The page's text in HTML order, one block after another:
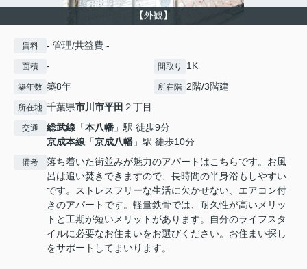
【外観】
賃料 - 管理/共益費 -
面積 - 間取り 1K
築年数 築8年 所在階 2階/3階建
所在地 千葉県市川市平田 ２丁目
交通 総武線 「本八幡 」駅 徒歩9分
京成本線 「京成八幡 」駅 徒歩10分
備考
落ち着いた街並みが魅力のアパートはこちらです。お風
呂は追い焚きできますので、長時間の半身浴もしやすい
です。ストレスフリーな生活に欠かせない、エアコン付
きのアパートです。軽量鉄骨では、耐久性が高いメリッ
トと工期が短いメリットがあります。自分のライフスタ
イルに必要なお住まいをお選びください。お住まい探し
をサポートしてまいります。